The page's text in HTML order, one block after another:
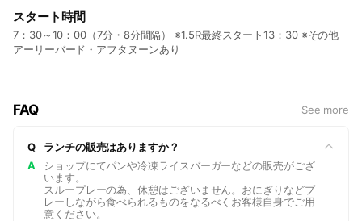
・ハーフ休憩はござませんが、混雑時にはお待ちいただく場合
がございます。
・プレー終了後はカートで駐車場までご移動いただき、忘れ物
スタート時間
7：30～10：00（7分・8分間隔） ※1.5R最終スタート13：30 ※その他
アーリーバード・アフタヌーンあり
FAQ See more
Q
ランチの販売はありますか？
A
ショップにてパンや冷凍ライスバーガーなどの販売がござ
います。
スループレーの為、休憩はございません。おにぎりなどプ
レーしながら食べられるものをなるべくお客様自身でご用
意ください。